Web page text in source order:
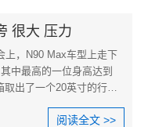
很大 压力
上，N90 Max车型上走下
中最高的一位身高达到
取出了一个20英寸的行李
阅读全文 >>